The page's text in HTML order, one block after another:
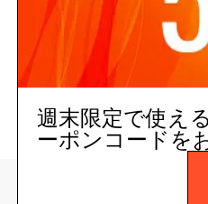
週末限定で使え
ーポンコードを